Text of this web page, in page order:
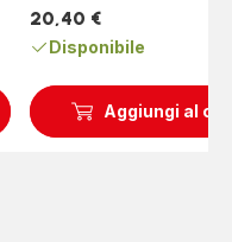
Aggiungi al
Prezzo
20,40 €
Disponibile